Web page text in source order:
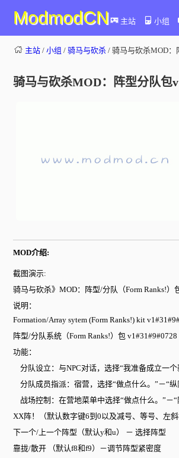
ModmodCN 主站 小组
主站 / 小组 / 骑马与砍杀 / 骑马与砍杀MOD：
骑马与砍杀MOD：阵型分队包
MOD介绍:
截图演示:
骑马与砍杀》MOD：阵型/分队（Form Ranks!）
说明：
Formation/Array sytem (Form Ranks!) kit
阵型/分队系统（Form Ranks!）包 v1#31#9#0728
功能：
分队设立：与NPC对话，选择“我准备成立一
分队成员指派：宿营，选择“做点什么。”－“
战场控制：在营地菜单中选择“做点什么。”－
XX阵！（默认数字键6到0以及减号、等号、左
下一个/上一个阵型（默认y和u） － 选择阵型
靠拢/散开 （默认f8和f9）－调节阵型紧密度